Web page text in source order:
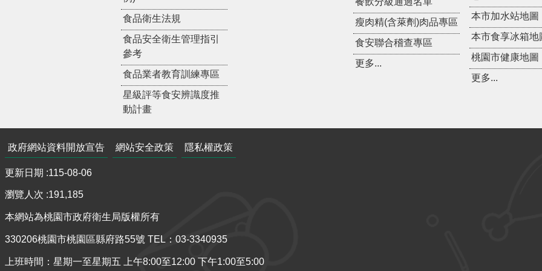
食品衛生法規
食品安全衛生管理指引
參考
食品業者教育訓練專區
星級評等食安辨識度推
動計畫
瘦肉精(含萊劑)肉品專區
食安聯合稽查專區
更多...
本市加水站地圖
本市食享冰箱地
桃園市健康地圖
更多...
政府網站資料開放宣告 網站安全政策 隱私權政策
更新日期 115-08-06
瀏覽人次 191,185
本網站為桃園市政府衛生局版權所有
330206桃園市桃園區縣府路55號 TEL：03-3340935
上班時間：星期一至星期五 上午8:00至12:00 下午1:00至5:00